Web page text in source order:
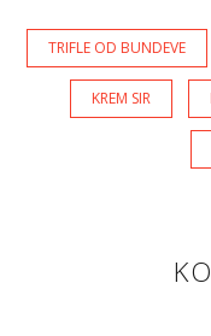
TRIFLE OD BUNDEVE
KREM SIR